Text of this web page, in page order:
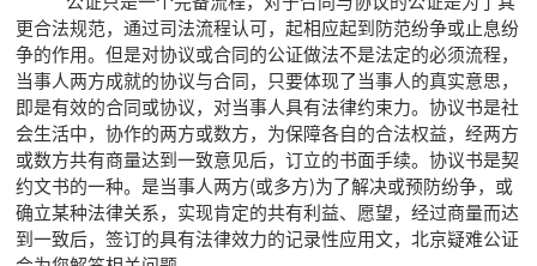
更合法规范，通过司法流程认可，起相应起到防范纷争或止息纷
争的作用。但是对协议或合同的公证做法不是法定的必须流程，
当事人两方成就的协议与合同，只要体现了当事人的真实意思，
即是有效的合同或协议，对当事人具有法律约束力。协议书是社
会生活中，协作的两方或数方，为保障各自的合法权益，经两方
或数方共有商量达到一致意见后，订立的书面手续。协议书是契
约文书的一种。是当事人两方(或多方)为了解决或预防纷争，或
确立某种法律关系，实现肯定的共有利益、愿望，经过商量而达
到一致后，签订的具有法律效力的记录性应用文，北京疑难公证